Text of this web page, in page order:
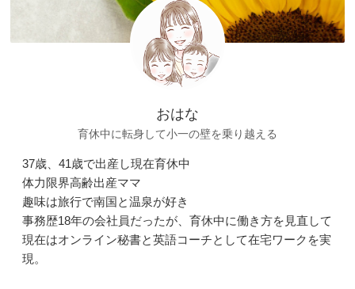
おはな
育休中に転身して小一の壁を乗り越える
37歳、41歳で出産し現在育休中
体力限界高齢出産ママ
趣味は旅行で南国と温泉が好き
事務歴18年の会社員だったが、育休中に働き方を見直して
現在はオンライン秘書と英語コーチとして在宅ワークを実
現。